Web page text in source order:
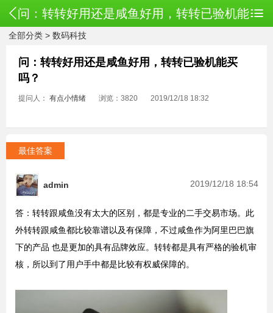
问：转转好用还是咸鱼好用，转转已验机能
全部分类 > 数码科技
问：转转好用还是咸鱼好用，转转已验机能买
吗？
提问人： 有点小情绪 浏览：3820 2019/12/18 18:32
最佳答案
admin 2019/12/18 18:54
答：转转跟咸鱼没有太大的区别，都是专业的二手交易市场。此
外转转跟咸鱼都比较靠谱以及有保障，不过咸鱼作为阿里巴巴旗
下的产品 也是更加的具有品牌效应。转转都是具有严格的验机审
核，所以到了用户手中都是比较有权威保障的。